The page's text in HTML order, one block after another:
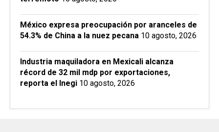
México expresa preocupación por aranceles de
54.3% de China a la nuez pecana 10 agosto, 2026
Industria maquiladora en Mexicali alcanza
récord de 32 mil mdp por exportaciones,
reporta el Inegi 10 agosto, 2026